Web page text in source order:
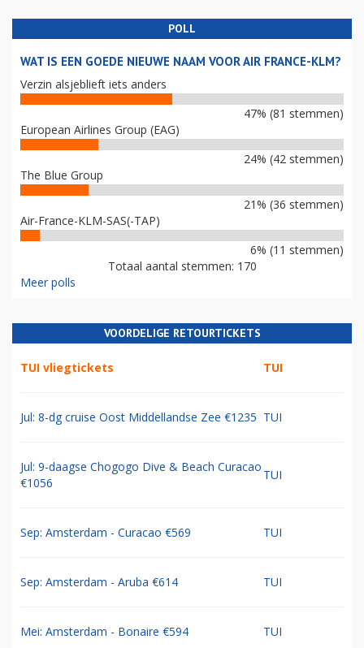
POLL
WAT IS EEN GOEDE NIEUWE NAAM VOOR AIR FRANCE-KLM?
Verzin alsjeblieft iets anders
47% (81 stemmen)
European Airlines Group (EAG)
24% (42 stemmen)
The Blue Group
21% (36 stemmen)
Air-France-KLM-SAS(-TAP)
6% (11 stemmen)
Totaal aantal stemmen: 170
Meer polls
VOORDELIGE RETOURTICKETS
TUI vliegtickets TUI
Jul: 8-dg cruise Oost Middellandse Zee €1235 TUI
Jul: 9-daagse Chogogo Dive & Beach Curacao
€1056
TUI
Sep: Amsterdam - Curacao €569 TUI
Sep: Amsterdam - Aruba €614 TUI
Mei: Amsterdam - Bonaire €594 TUI